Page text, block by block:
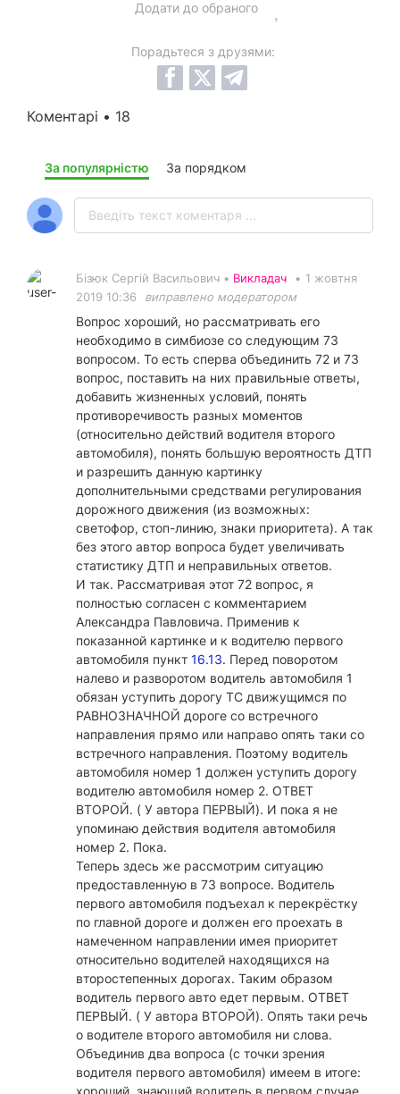
Додати до обраного
Порадьтеся з друзями:
Коментарі • 18
За популярністю За порядком
Бізюк Сергій Васильович • Викладач • 1 жовтня
2019 10:36
виправлено модератором
Вопрос хороший, но рассматривать его
необходимо в симбиозе со следующим 73
вопросом. То есть сперва объединить 72 и 73
вопрос, поставить на них правильные ответы,
добавить жизненных условий, понять
противоречивость разных моментов
(относительно действий водителя второго
автомобиля), понять большую вероятность ДТП
и разрешить данную картинку
дополнительными средствами регулирования
дорожного движения (из возможных:
светофор, стоп-линию, знаки приоритета). А так
без этого автор вопроса будет увеличивать
статистику ДТП и неправильных ответов.
И так. Рассматривая этот 72 вопрос, я
полностью согласен с комментарием
Александра Павловича. Применив к
показанной картинке и к водителю первого
автомобиля пункт 16.13. Перед поворотом
налево и разворотом водитель автомобиля 1
обязан уступить дорогу ТС движущимся по
РАВНОЗНАЧНОЙ дороге со встречного
направления прямо или направо опять таки со
встречного направления. Поэтому водитель
автомобиля номер 1 должен уступить дорогу
водителю автомобиля номер 2. ОТВЕТ
ВТОРОЙ. ( У автора ПЕРВЫЙ). И пока я не
упоминаю действия водителя автомобиля
номер 2. Пока.
Теперь здесь же рассмотрим ситуацию
предоставленную в 73 вопросе. Водитель
первого автомобиля подъехал к перекрёстку
по главной дороге и должен его проехать в
намеченном направлении имея приоритет
относительно водителей находящихся на
второстепенных дорогах. Таким образом
водитель первого авто едет первым. ОТВЕТ
ПЕРВЫЙ. ( У автора ВТОРОЙ). Опять таки речь
о водителе второго автомобиля ни слова.
Объединив два вопроса (с точки зрения
водителя первого автомобиля) имеем в итоге:
хороший, знающий водитель в первом случае